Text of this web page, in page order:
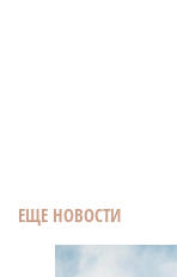
ЕЩЕ НОВОСТИ